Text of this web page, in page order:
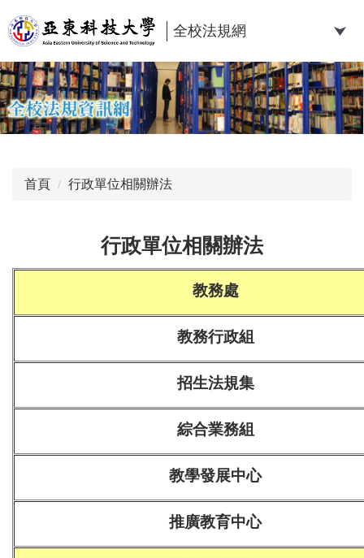
到
主
要
內
容
區
全校法規網
首頁 行政單位相關辦法
行政單位相關辦法
教務處
教務行政組
招生法規集
綜合業務組
教學發展中心
推廣教育中心